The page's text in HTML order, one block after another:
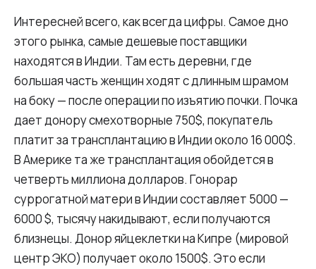
Интересней всего, как всегда цифры. Самое дно
этого рынка, самые дешевые поставщики
находятся в Индии. Там есть деревни, где
большая часть женщин ходят с длинным шрамом
на боку — после операции по изъятию почки. Почка
дает донору смехотворные 750$, покупатель
платит за трансплантацию в Индии около 16 000$.
В Америке та же трансплантация обойдется в
четверть миллиона долларов. Гонорар
суррогатной матери в Индии составляет 5000 —
6000 $, тысячу накидывают, если получаются
близнецы. Донор яйцеклетки на Кипре (мировой
центр ЭКО) получает около 1500$. Это если